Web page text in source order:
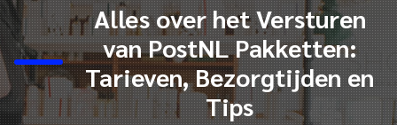
Alles over het Versturen
van PostNL Pakketten:
Tarieven, Bezorgtijden en
Tips